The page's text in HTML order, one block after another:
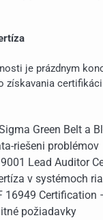
je prázdnym
získavania
Green Belt a
riešeni problémov
9001 Lead Auditor
v systémoch
16949 Certification
požiadavky